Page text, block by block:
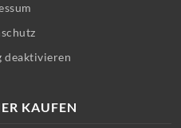
deaktivieren
KAUFEN